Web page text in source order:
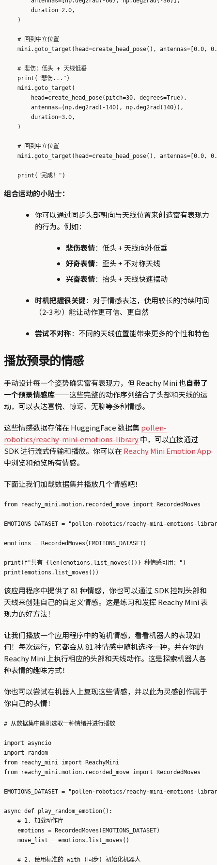
        duration=2.0,
    )
    # 回到中立位置
mini.goto_target(head=create_head_pose(), antennas=[0.0,
    # 悲伤：低头 + 天线低垂
    print("悲伤...")
    mini.goto_target(
        head=create_head_pose(pitch=30, degrees=True),
        antennas=(np.deg2rad(-140), np.deg2rad(140)),
        duration=3.0,
    )
    # 回到中立位置
mini.goto_target(head=create_head_pose(), antennas=[0.0,
组合运动的小贴士：
你可以通过同步头部朝向与天线位置来创造富有表现力
的行为。例如：
悲伤表情：低头 + 天线向外低垂
好奇表情：歪头 + 不对称天线
兴奋表情：抬头 + 天线快速摆动
时机把握很关键：对于情感表达，使用较长的持续时间
（2-3 秒）能让动作更可信、更自然
尝试不对称：不同的天线位置能带来更多的个性和特色
播放预录的情感
手动设计每一个姿势确实富有表现力，但 Reachy Mini 也自带了
一个预录情感库——这些完整的动作序列结合了头部和天线的运
动，可以表达喜悦、惊讶、无聊等多种情感。
这些情感数据存储在 HuggingFace 数据集pollen-
robotics/reachy-mini-emotions-library中，可以直接通过
SDK 进行流式传输和播放。你可以在 Reachy Mini Emotion App
中浏览和预览所有情感。
下面让我们加载数据集并播放几个情感吧！
from reachy_mini.motion.recorded_move import RecordedMoves
EMOTIONS_DATASET = "pollen-robotics/reachy-mini-emotions-
emotions = RecordedMoves(EMOTIONS_DATASET)
print(f"共有 {len(emotions.list_moves())} 种情感可用：")
该应用程序中提供了 81 种情感，你也可以通过 SDK 控制头部和
天线来创建自己的自定义情感。这是练习和发挥 Reachy Mini 表
现力的好方法！
让我们播放一个应用程序中的随机情感，看看机器人的表现如
何！每次运行，它都会从 81 种情感中随机选择一种，并在你的
Reachy Mini 上执行相应的头部和天线动作。这是探索机器人各
种表情的趣味方式！
你也可以尝试在机器人上复现这些情感，并以此为灵感创作属于
你自己的表情！
# 从数据集中随机选取一种情绪并进行播放
import asyncio
import random
from reachy_mini import ReachyMini
from reachy_mini.motion.recorded_move import RecordedMoves
EMOTIONS_DATASET = "pollen-robotics/reachy-mini-emotions-
async def play_random_emotion():
    # 1. 加载动作库
    emotions = RecordedMoves(EMOTIONS_DATASET)
    move_list = emotions.list_moves()
    # 2. 使用标准的 with (同步) 初始化机器人